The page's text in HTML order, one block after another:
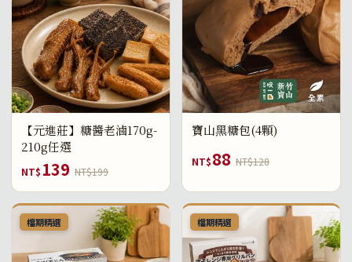
【元進莊】糖醬老滷170g-
210g任選
NT$ 139 NT$199
寶山黑糖包(4顆)
NT$88 NT$128
檔期精選 檔期精選